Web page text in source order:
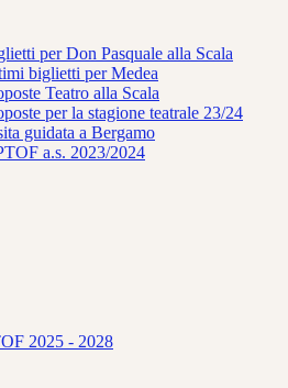
per Don Pasquale alla Scala
biglietti per Medea
Teatro alla Scala
per la stagione teatrale 23/24
guidata a Bergamo
a.s. 2023/2024
2025 - 2028